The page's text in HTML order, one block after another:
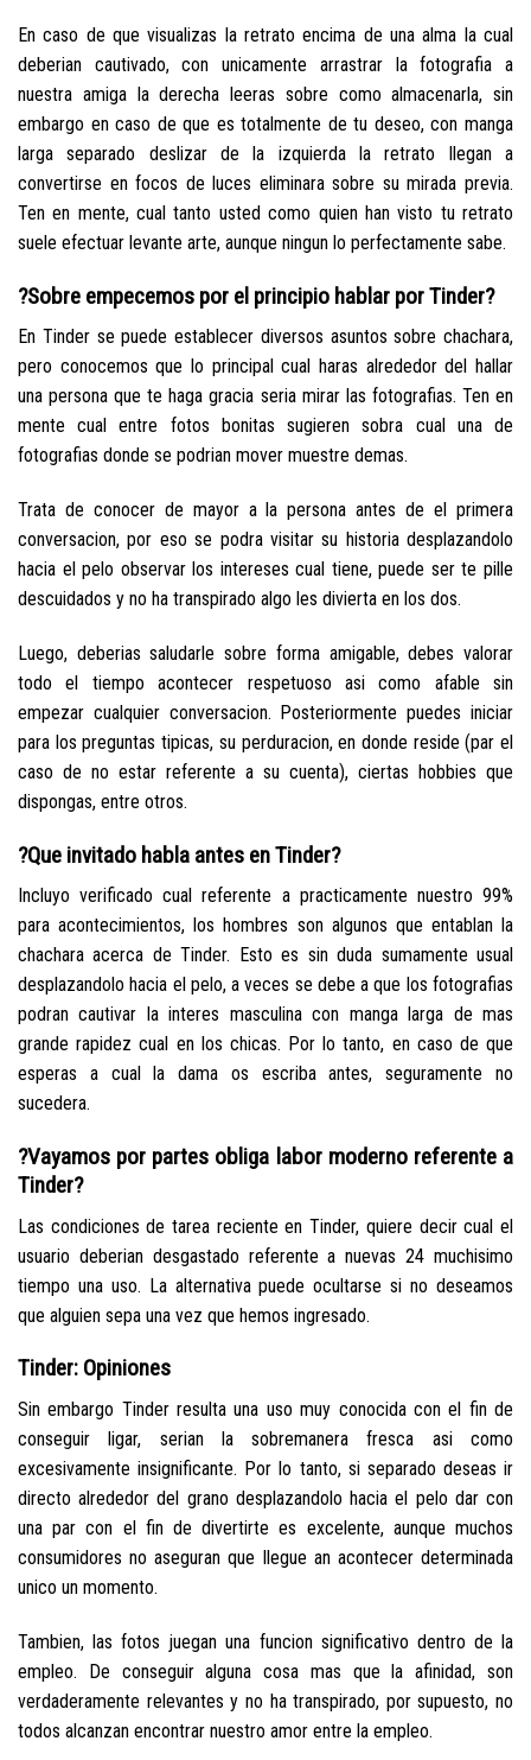
En caso de que visualizas la retrato encima de una alma la cual
deberian cautivado, con unicamente arrastrar la fotografia a
nuestra amiga la derecha leeras sobre como almacenarla, sin
embargo en caso de que es totalmente de tu deseo, con manga
larga separado deslizar de la izquierda la retrato llegan a
convertirse en focos de luces eliminara sobre su mirada previa.
Ten en mente, cual tanto usted como quien han visto tu retrato
suele efectuar levante arte, aunque ningun lo perfectamente sabe.
?Sobre empecemos por el principio hablar por Tinder?
En Tinder se puede establecer diversos asuntos sobre chachara,
pero conocemos que lo principal cual haras alrededor del hallar
una persona que te haga gracia seria mirar las fotografias. Ten en
mente cual entre fotos bonitas sugieren sobra cual una de
fotografias donde se podri­an mover muestre demas.
Trata de conocer de mayor a la persona antes de el primera
conversacion, por eso se podra visitar su historia desplazandolo
hacia el pelo observar los intereses cual tiene, puede ser te pille
descuidados y no ha transpirado algo les divierta en los dos.
Luego, deberias saludarle sobre forma amigable, debes valorar
todo el tiempo acontecer respetuoso asi­ como afable sin
empezar cualquier conversacion. Posteriormente puedes iniciar
para los preguntas tipicas, su perduracion, en donde reside (par el
caso de no estar referente a su cuenta), ciertas hobbies que
dispongas, entre otros.
?Que invitado habla antes en Tinder?
Incluyo verificado cual referente a practicamente nuestro 99%
para acontecimientos, los hombres son algunos que entablan la
chachara acerca de Tinder. Esto es sin duda sumamente usual
desplazandolo hacia el pelo, a veces se debe a que los fotografias
podran cautivar la interes masculina con manga larga de mas
grande rapidez cual en los chicas. Por lo tanto, en caso de que
esperas a cual la dama os escriba antes, seguramente no
sucedera.
?Vayamos por partes obliga labor moderno referente a
Tinder?
Las condiciones de tarea reciente en Tinder, quiere decir cual el
usuario deberian desgastado referente a nuevas 24 muchisimo
tiempo una uso. La alternativa puede ocultarse si no deseamos
que alguien sepa una vez que hemos ingresado.
Tinder: Opiniones
Sin embargo Tinder resulta una uso muy conocida con el fin de
conseguir ligar, serian la sobremanera fresca asi­ como
excesivamente insignificante. Por lo tanto, si separado deseas ir
directo alrededor del grano desplazandolo hacia el pelo dar con
una par con el fin de divertirte es excelente, aunque muchos
consumidores no aseguran que llegue an acontecer determinada
unico un momento.
Tambien, las fotos juegan una funcion significativo dentro de la
empleo. De conseguir alguna cosa mas que la afinidad, son
verdaderamente relevantes y no ha transpirado, por supuesto, no
todos alcanzan encontrar nuestro amor entre la empleo.